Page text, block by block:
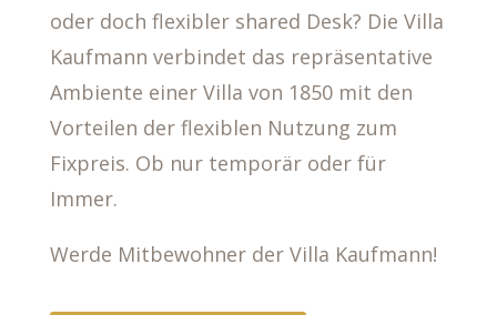
oder doch flexibler shared Desk? Die Villa
Kaufmann verbindet das repräsentative
Ambiente einer Villa von 1850 mit den
Vorteilen der flexiblen Nutzung zum
Fixpreis. Ob nur temporär oder für
Immer.
Werde Mitbewohner der Villa Kaufmann!